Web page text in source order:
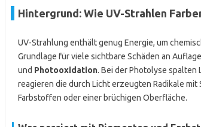
Hintergrund: Wie UV-Strahlen
UV-Strahlung enthält genug Energie, um
Grundlage für viele sichtbare Schäden an
und Photooxidation. Bei der Photolyse
reagieren die durch Licht erzeugten Radikale
Farbstoffen oder einer brüchigen Oberfläche.